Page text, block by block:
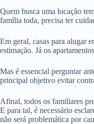
Quem busca uma locação
família toda, precisa ter
Em geral, casas para alugar
estimação. Já os
Mas é essencial perguntar
principal objetivo evitar
Afinal, todos os familiares
E para tal, é necessário
não será problemática por